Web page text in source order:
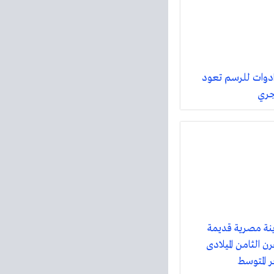
للرسم تعود
مصرية قديمة
الثامن الميلادى
المتوسط